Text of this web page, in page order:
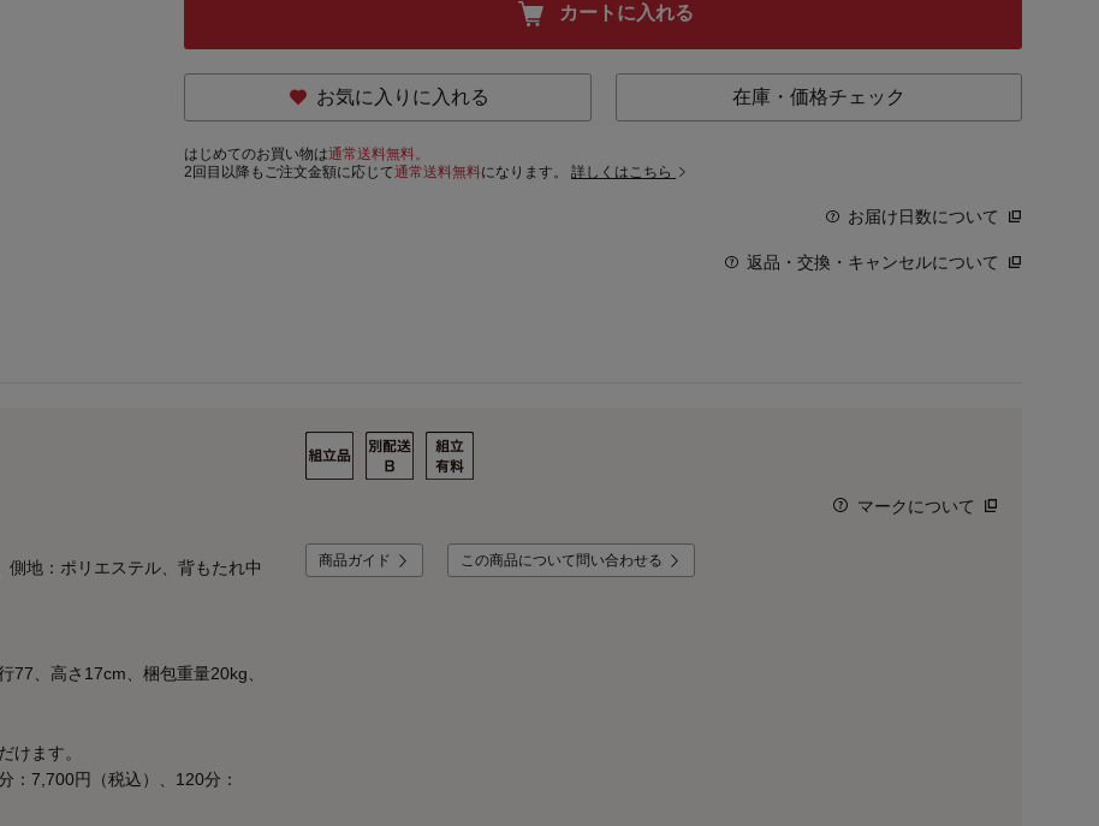
カートに入れる
お気に入りに入れる 在庫・価格チェック
はじめてのお買い物は通常送料無料。
2回目以降もご注文金額に応じて通常送料無料になります。詳しくはこちら
お届け日数について
返品・交換・キャンセルについて
地：ポリエステル、背もたれ中
77、高さ17cm、梱包重量20kg、
けます。
：7,700円（税込）、120分：
マークについて
商品ガイド この商品について問い合わせる